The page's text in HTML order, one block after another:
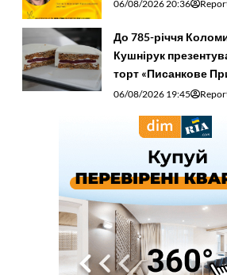
06/08/2026 20:36
До 785-річчя
Кушнірук
торт «Писанкове
06/08/2026 19:45